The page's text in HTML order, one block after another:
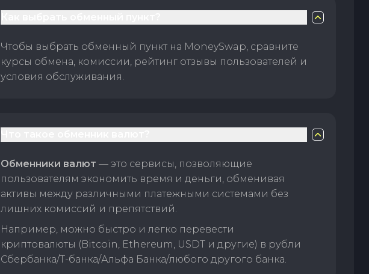
Чтобы выбрать обменный пункт на MoneySwap, сравните
курсы обмена, комиссии, рейтинг отзывы пользователей и
условия обслуживания.
Обменники валют — это сервисы, позволяющие
пользователям экономить время и деньги, обменивая
активы между различными платежными системами без
лишних комиссий и препятствий.
Например, можно быстро и легко перевести
криптовалюты (Bitcoin, Ethereum, USDT и другие) в рубли
Сбербанка/Т-банка/Альфа Банка/любого другого банка.